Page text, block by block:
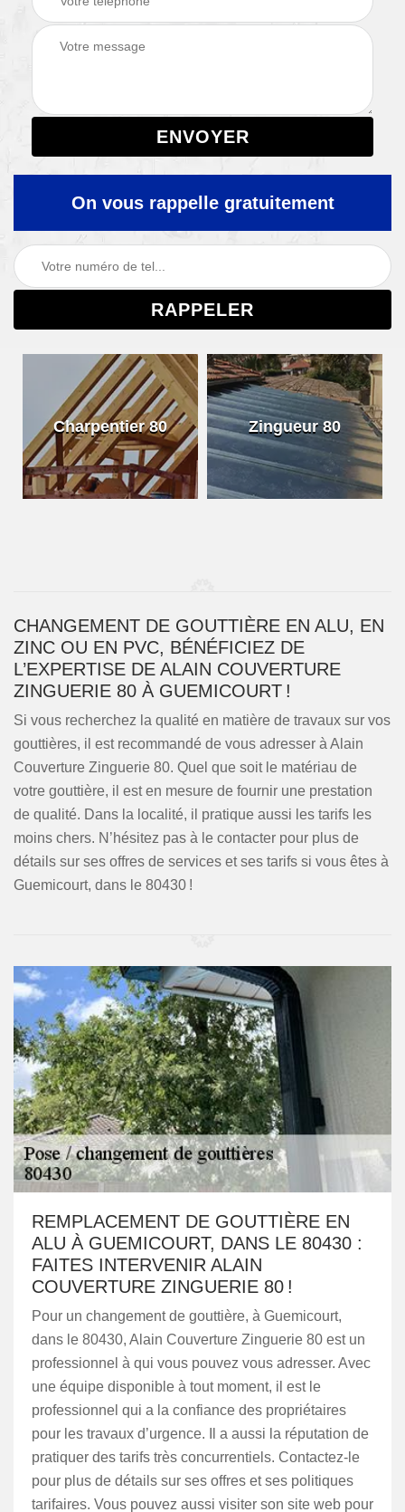
On vous rappelle gratuitement
Charpentier 80 Zingueur 80
CHANGEMENT DE GOUTTIÈRE EN ALU, EN
ZINC OU EN PVC, BÉNÉFICIEZ DE
L’EXPERTISE DE ALAIN COUVERTURE
ZINGUERIE 80 À GUEMICOURT !
Si vous recherchez la qualité en matière de travaux sur vos
gouttières, il est recommandé de vous adresser à Alain
Couverture Zinguerie 80. Quel que soit le matériau de
votre gouttière, il est en mesure de fournir une prestation
de qualité. Dans la localité, il pratique aussi les tarifs les
moins chers. N’hésitez pas à le contacter pour plus de
détails sur ses offres de services et ses tarifs si vous êtes à
Guemicourt, dans le 80430 !
REMPLACEMENT DE GOUTTIÈRE EN
ALU À GUEMICOURT, DANS LE 80430 :
FAITES INTERVENIR ALAIN
COUVERTURE ZINGUERIE 80 !
Pour un changement de gouttière, à Guemicourt,
dans le 80430, Alain Couverture Zinguerie 80 est un
professionnel à qui vous pouvez vous adresser. Avec
une équipe disponible à tout moment, il est le
professionnel qui a la confiance des propriétaires
pour les travaux d’urgence. Il a aussi la réputation de
pratiquer des tarifs très concurrentiels. Contactez-le
pour plus de détails sur ses offres et ses politiques
tarifaires. Vous pouvez aussi visiter son site web pour